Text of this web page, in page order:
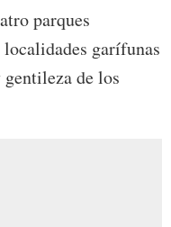
parques
garífunas
de los